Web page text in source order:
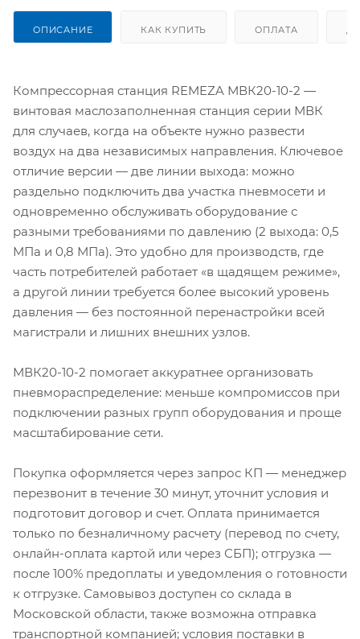
ОПИСАНИЕ КАК КУПИТЬ ОПЛАТА
Компрессорная станция REMEZA МВК20-10-2 —
винтовая маслозаполненная станция серии МВК
для случаев, когда на объекте нужно развести
воздух на два независимых направления. Ключевое
отличие версии — две линии выхода: можно
раздельно подключить два участка пневмосети и
одновременно обслуживать оборудование с
разными требованиями по давлению (2 выхода: 0,5
МПа и 0,8 МПа). Это удобно для производств, где
часть потребителей работает «в щадящем режиме»,
а другой линии требуется более высокий уровень
давления — без постоянной перенастройки всей
магистрали и лишних внешних узлов.
МВК20-10-2 помогает аккуратнее организовать
пневмораспределение: меньше компромиссов при
подключении разных групп оборудования и проще
масштабирование сети.
Покупка оформляется через запрос КП — менеджер
перезвонит в течение 30 минут, уточнит условия и
подготовит договор и счет. Оплата принимается
только по безналичному расчету (перевод по счету,
онлайн-оплата картой или через СБП); отгрузка —
после 100% предоплаты и уведомления о готовности
к отгрузке. Самовывоз доступен со склада в
Московской области, также возможна отправка
транспортной компанией; условия поставки в